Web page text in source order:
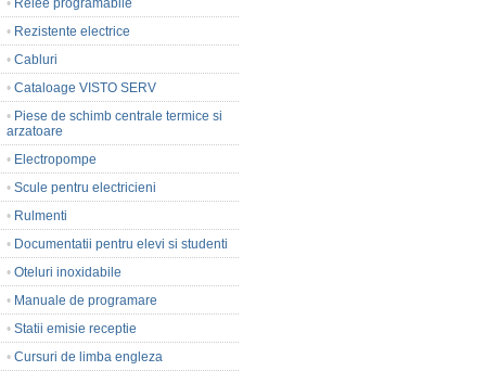
• Relee programabile
• Rezistente electrice
• Cabluri
• Cataloage VISTO SERV
• Piese de schimb centrale termice si
arzatoare
• Electropompe
• Scule pentru electricieni
• Rulmenti
• Documentatii pentru elevi si studenti
• Oteluri inoxidabile
• Manuale de programare
• Statii emisie receptie
• Cursuri de limba engleza